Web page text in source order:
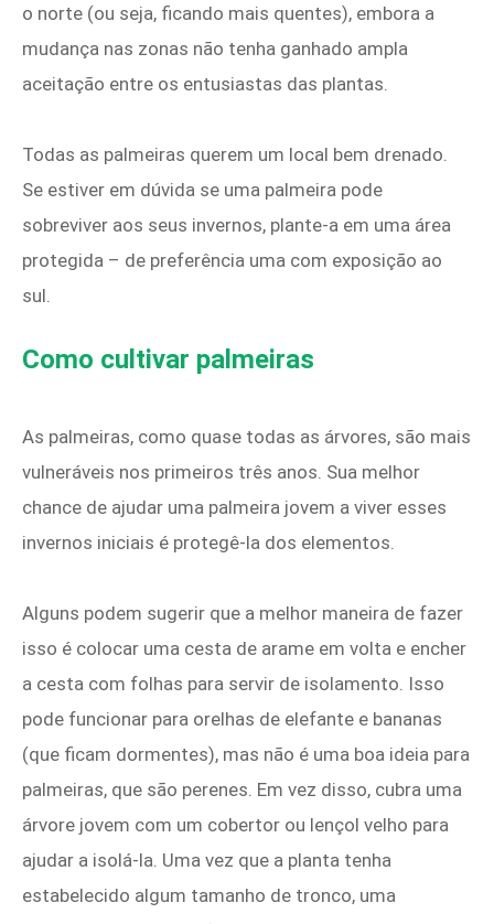
o norte (ou seja, ficando mais quentes), embora a
mudança nas zonas não tenha ganhado ampla
aceitação entre os entusiastas das plantas.
Todas as palmeiras querem um local bem drenado.
Se estiver em dúvida se uma palmeira pode
sobreviver aos seus invernos, plante-a em uma área
protegida – de preferência uma com exposição ao
sul.
Como cultivar palmeiras
As palmeiras, como quase todas as árvores, são mais
vulneráveis ​​nos primeiros três anos. Sua melhor
chance de ajudar uma palmeira jovem a viver esses
invernos iniciais é protegê-la dos elementos.
Alguns podem sugerir que a melhor maneira de fazer
isso é colocar uma cesta de arame em volta e encher
a cesta com folhas para servir de isolamento. Isso
pode funcionar para orelhas de elefante e bananas
(que ficam dormentes), mas não é uma boa ideia para
palmeiras, que são perenes. Em vez disso, cubra uma
árvore jovem com um cobertor ou lençol velho para
ajudar a isolá-la. Uma vez que a planta tenha
estabelecido algum tamanho de tronco, uma